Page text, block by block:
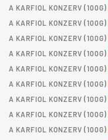
A KARFIOL KONZERV (100G)
A KARFIOL KONZERV (100G)
A KARFIOL KONZERV (100G)
A KARFIOL KONZERV (100G)
A KARFIOL KONZERV (100G)
A KARFIOL KONZERV (100G)
A KARFIOL KONZERV (100G)
A KARFIOL KONZERV (100G)
A KARFIOL KONZERV (100G)